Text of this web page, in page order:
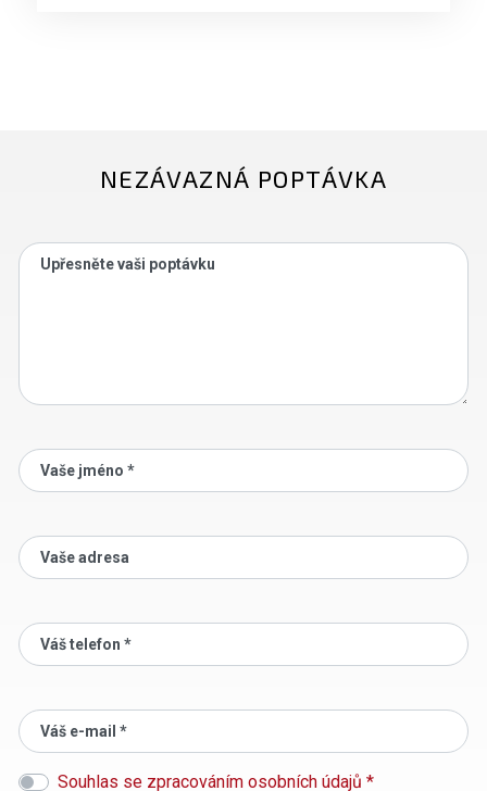
NEZÁVAZNÁ POPTÁVKA
Upřesněte vaši poptávku
Vaše jméno *
Vaše adresa
Váš telefon *
Váš e-mail *
Souhlas se zpracováním osobních údajů *